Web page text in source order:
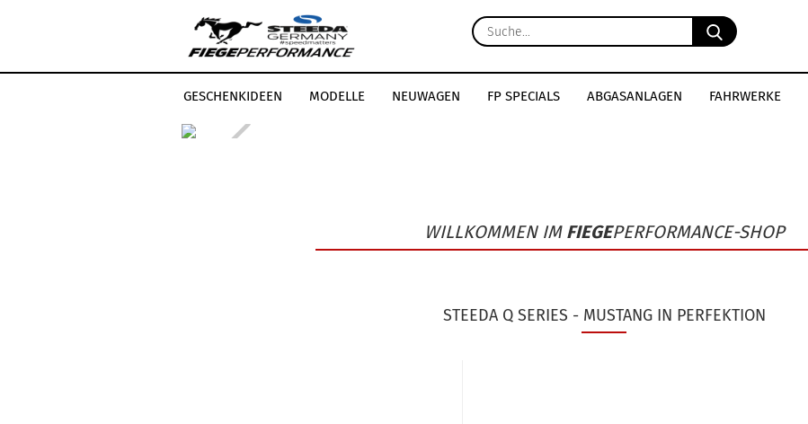
Suche...
GESCHENKIDEEN MODELLE NEUWAGEN FP SPECIALS ABGASANLAGEN FAHRWERKE
LEISTUNGSSTEIGERUNG
WILLKOMMEN IMFIEGEPERFORMANCE-SHOP
STEEDA Q SERIES - MUSTANG IN PERFEKTION